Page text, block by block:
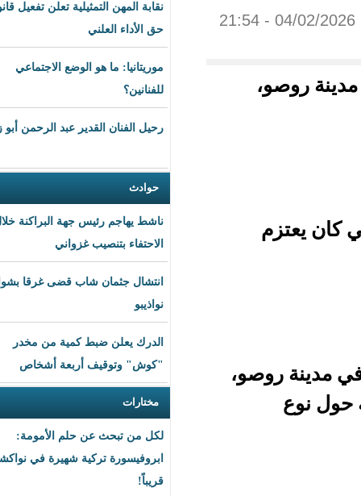
نقابة المهن التمثيلية تعلن تفعيل قانون
حق الأداء العلني
موريتانيا: ما هو الوضع الاجتماعي
للفنانين؟
رحيل الفنان القدير عبد الرحمن أبو زهرة
ناشط يهاجم رئيس جهة البراكنة خلال
الاحتفاء بتنصيب غزواني
انتشال جثمان شاب قضى غرقا بشواطئ
الدرك يعلن ضبط كمية من مخدر
"كوش" وتوقيف أربعة أشخاص
لكل من تبحث عن حلم الأمومة:
ابروفيسورة تركية شهيرة في نواكشوط